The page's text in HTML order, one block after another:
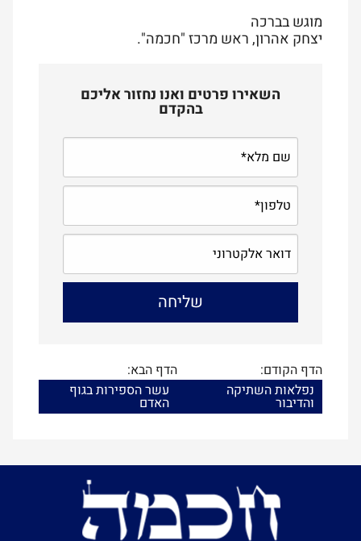
מוגש בברכה
יצחק אהרון, ראש מרכז "חכמה".
השאירו פרטים ואנו נחזור אליכם
בהקדם
הדף הקודם:
נפלאות השתיקה
והדיבור
הדף הבא:
עשר הספירות בגוף
האדם